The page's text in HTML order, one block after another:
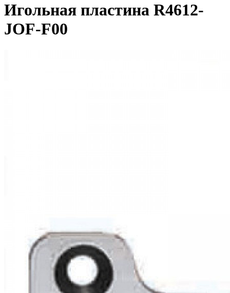
Игольная пластина R4612-
JOF-F00